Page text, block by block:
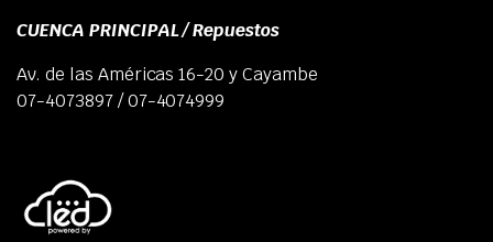
CUENCA PRINCIPAL / Repuestos
Av. de las Américas 16-20 y Cayambe
07-4073897 / 07-4074999